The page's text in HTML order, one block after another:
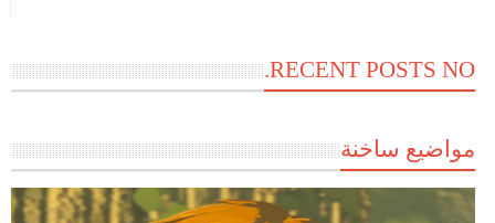
RECENT POSTS NO.
مواضيع ساخنة